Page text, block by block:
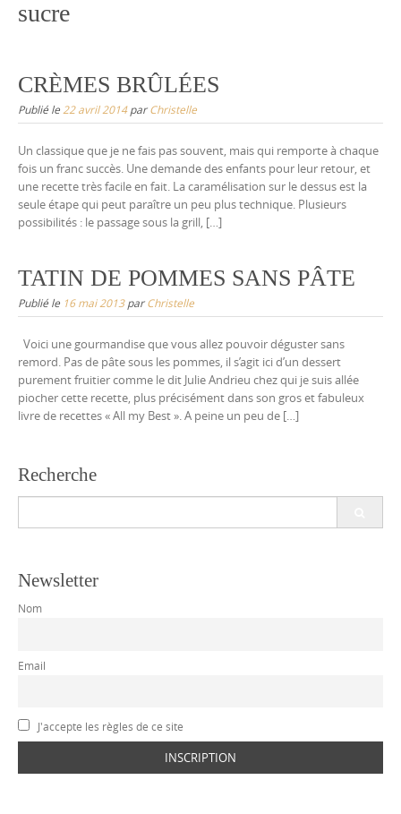
sucre
CRÈMES BRÛLÉES
Publié le22 avril 2014parChristelle
Un classique que je ne fais pas souvent, mais qui remporte à chaque
fois un franc succès. Une demande des enfants pour leur retour, et
une recette très facile en fait. La caramélisation sur le dessus est la
seule étape qui peut paraître un peu plus technique. Plusieurs
possibilités : le passage sous la grill, […]
TATIN DE POMMES SANS PÂTE
Publié le 16 mai 2013parChristelle
Voici une gourmandise que vous allez pouvoir déguster sans
remord. Pas de pâte sous les pommes, il s’agit ici d’un dessert
purement fruitier comme le dit Julie Andrieu chez qui je suis allée
piocher cette recette, plus précisément dans son gros et fabuleux
livre de recettes « All my Best ». A peine un peu de […]
Recherche
Newsletter
Nom
Email
J'accepte les règles de ce site